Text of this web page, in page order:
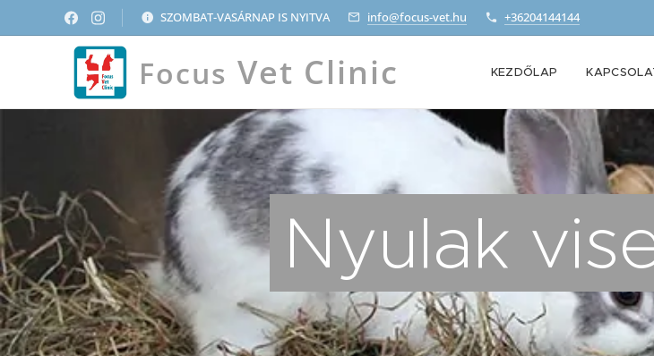
SZOMBAT-VASÁRNAP IS NYITVA info@focus-vet.hu +36204144144
Focus Vet Clinic KEZDŐLAP
Nyulak